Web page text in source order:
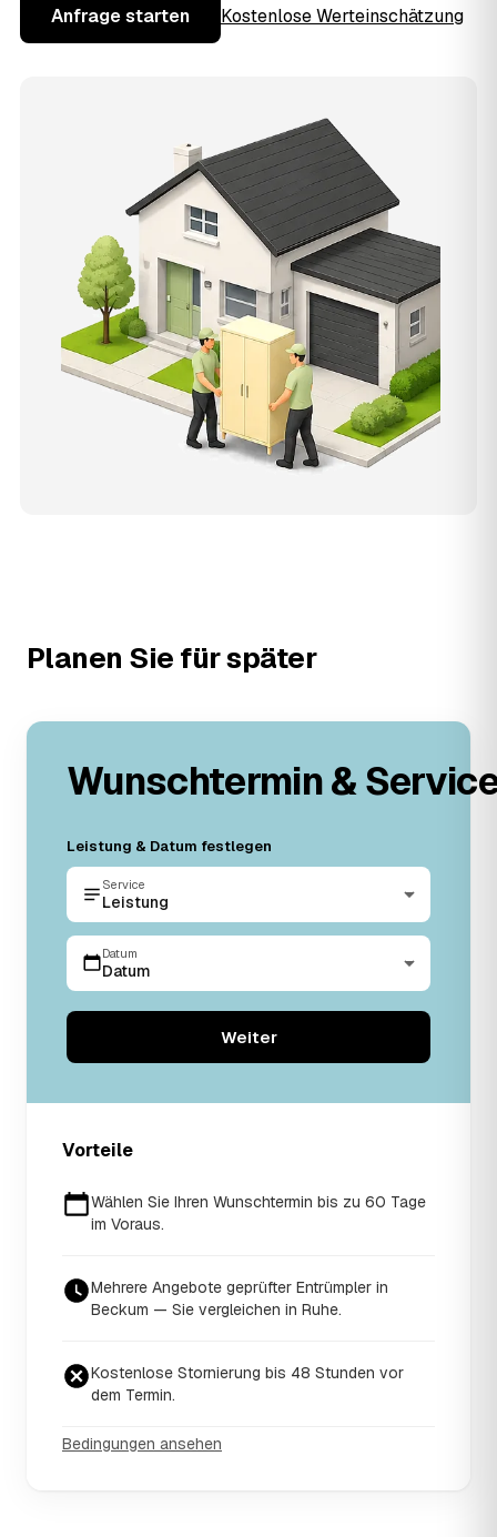
Anfrage starten Kostenlose Werteinschätzung
Planen Sie für später
Wunschtermin &
Leistung & Datum festlegen
Service
Leistung
Datum
Datum
Weiter
Vorteile
Wählen Sie Ihren Wunschtermin bis zu 60 Tage
im Voraus.
Mehrere Angebote geprüfter Entrümpler in
Beckum — Sie vergleichen in Ruhe.
Kostenlose Stornierung bis 48 Stunden vor
dem Termin.
Bedingungen ansehen